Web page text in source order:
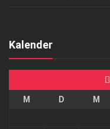
Kalender
M D M